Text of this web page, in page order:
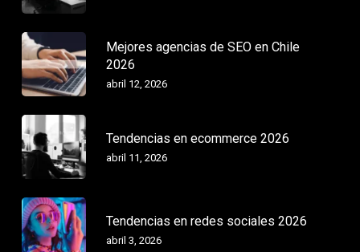
Mejores agencias de SEO en Chile
2026
abril 12, 2026
Tendencias en ecommerce 2026
abril 11, 2026
Tendencias en redes sociales 2026
abril 3, 2026